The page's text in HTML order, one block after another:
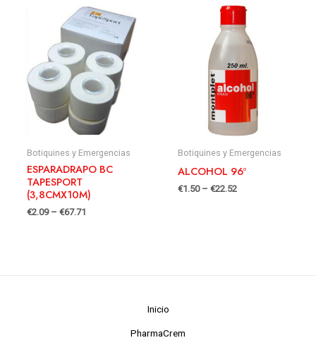
Botiquines y Emergencias
ESPARADRAPO BC
TAPESPORT
(3,8CMX10M)
€2.09– €67.71
Botiquines y Emergencias
ALCOHOL 96º
€1.50– €22.52
Inicio
PharmaCrem